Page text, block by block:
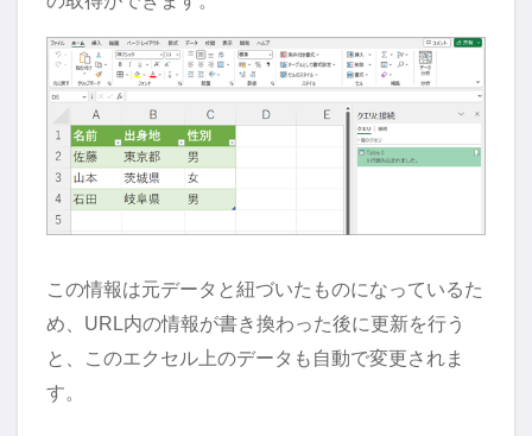
この情報は元データと紐づいたものになっているた
め、URL内の情報が書き換わった後に更新を行う
と、このエクセル上のデータも自動で変更されま
す。